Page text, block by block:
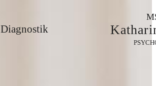
Diagnostik